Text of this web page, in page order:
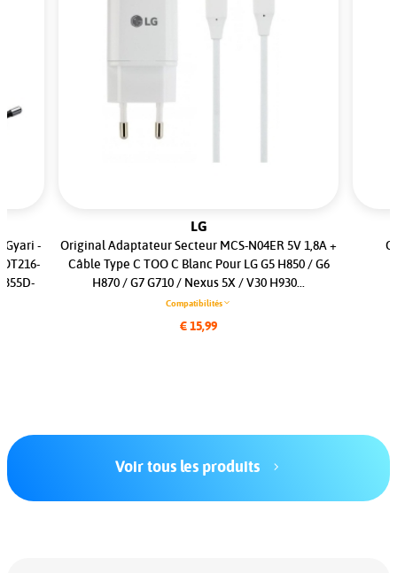
Gyari -
LG
Original Adaptateur Secteur MCS-N04ER 5V 1,8A +
Câble Type C TOO C Blanc Pour LG G5 H850 / G6
H870 / G7 G710 / Nexus 5X / V30 H930...
Compatibilités
€ 15,99
Voir tous les produits